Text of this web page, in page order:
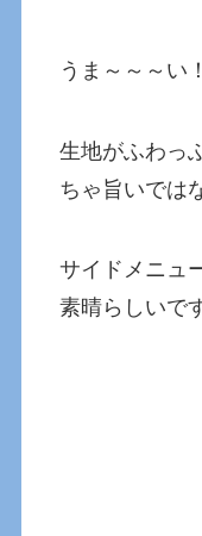
うま～～～い
生地がふわっ
ちゃ旨いでは
サイドメニュ
素晴らしいで